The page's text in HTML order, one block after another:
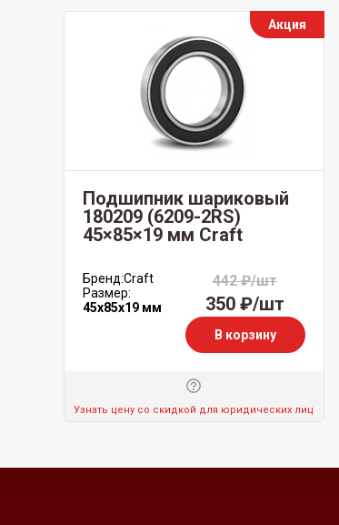
Акция
Подшипник шариковый
180209 (6209-2RS)
45×85×19 мм Craft
Бренд:Craft
Размер:
45x85x19 мм
442 ₽/шт
350 ₽/шт
В корзину
Узнать цену со скидкой для юридических лиц